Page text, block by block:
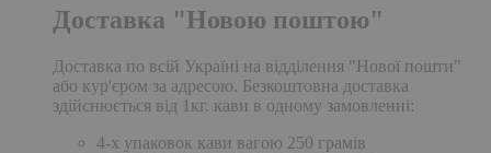
Доставка "Новою поштою"
Доставка по всій Україні на відділення "Нової пошти"
або кур'єром за адресою. Безкоштовна доставка
здійснюється від 1кг. кави в одному замовленні:
4-х упаковок кави вагою 250 грамів